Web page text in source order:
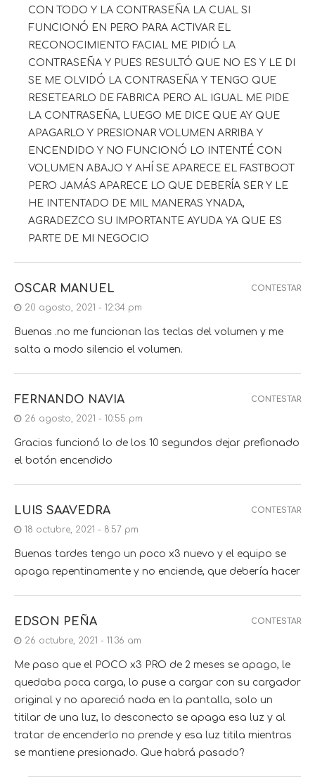
CON TODO Y LA CONTRASEÑA LA CUAL SI
FUNCIONÓ EN PERO PARA ACTIVAR EL
RECONOCIMIENTO FACIAL ME PIDIÓ LA
CONTRASEÑA Y PUES RESULTÓ QUE NO ES Y LE DI
SE ME OLVIDÓ LA CONTRASEÑA Y TENGO QUE
RESETEARLO DE FABRICA PERO AL IGUAL ME PIDE
LA CONTRASEÑA, LUEGO ME DICE QUE AY QUE
APAGARLO Y PRESIONAR VOLUMEN ARRIBA Y
ENCENDIDO Y NO FUNCIONÓ LO INTENTÉ CON
VOLUMEN ABAJO Y AHÍ SE APARECE EL FASTBOOT
PERO JAMÁS APARECE LO QUE DEBERÍA SER Y LE
HE INTENTADO DE MIL MANERAS YNADA,
AGRADEZCO SU IMPORTANTE AYUDA YA QUE ES
PARTE DE MI NEGOCIO
OSCAR MANUEL
20 agosto, 2021 - 12:34 pm
Buenas .no me funcionan las teclas del volumen y me
salta a modo silencio el volumen.
CONTESTAR
FERNANDO NAVIA
26 agosto, 2021 - 10:55 pm
Gracias funcionó lo de los 10 segundos dejar prefionado
el botón encendido
CONTESTAR
LUIS SAAVEDRA
18 octubre, 2021 - 8:57 pm
Buenas tardes tengo un poco x3 nuevo y el equipo se
apaga repentinamente y no enciende, que debería hacer
CONTESTAR
EDSON PEÑA
26 octubre, 2021 - 11:36 am
Me paso que el POCO x3 PRO de 2 meses se apago, le
quedaba poca carga, lo puse a cargar con su cargador
original y no apareció nada en la pantalla, solo un
titilar de una luz, lo desconecto se apaga esa luz y al
tratar de encenderlo no prende y esa luz titila mientras
se mantiene presionado. Que habrá pasado?
CONTESTAR